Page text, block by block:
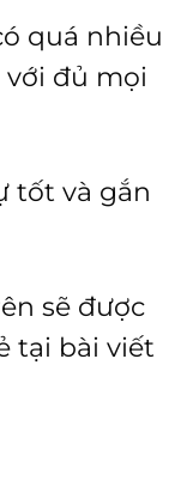
quá nhiều
với đủ mọi
tốt và gắn
sẽ được
tại bài viết